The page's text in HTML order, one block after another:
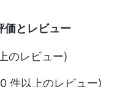
とレビュー
のレビュー)
件以上のレビュー)